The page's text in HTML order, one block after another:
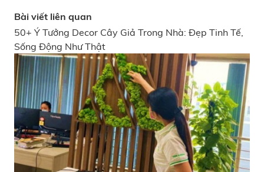
Bài viết liên quan
50+ Ý Tưởng Decor Cây Giả Trong Nhà: Đẹp Tinh Tế,
Sống Động Như Thật